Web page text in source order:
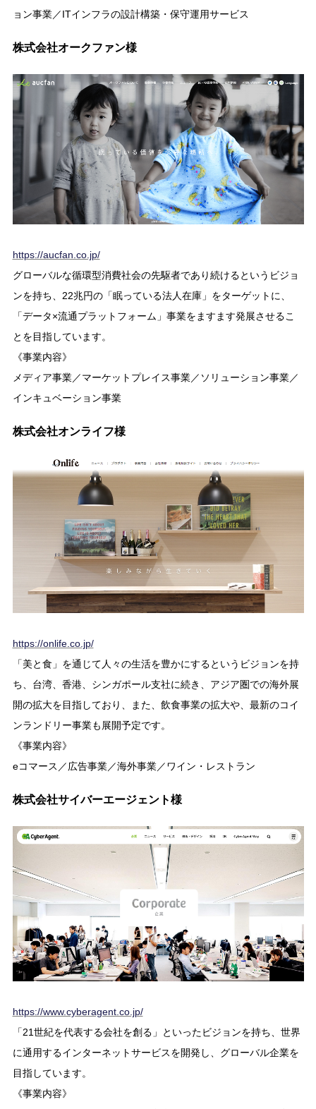
ョン事業／ITインフラの設計構築・保守運用サービス
株式会社オークファン様
https://aucfan.co.jp/
グローバルな循環型消費社会の先駆者であり続けるというビジョ
ンを持ち、22兆円の「眠っている法人在庫」をターゲットに、
「データ×流通プラットフォーム」事業をますます発展させるこ
とを目指しています。
《事業内容》
メディア事業／マーケットプレイス事業／ソリューション事業／
インキュベーション事業
株式会社オンライフ様
https://onlife.co.jp/
「美と食」を通じて人々の生活を豊かにするというビジョンを持
ち、台湾、香港、シンガポール支社に続き、アジア圏での海外展
開の拡大を目指しており、また、飲食事業の拡大や、最新のコイ
ンランドリー事業も展開予定です。
《事業内容》
eコマース／広告事業／海外事業／ワイン・レストラン
株式会社サイバーエージェント様
https://www.cyberagent.co.jp/
「21世紀を代表する会社を創る」といったビジョンを持ち、世界
に通用するインターネットサービスを開発し、グローバル企業を
目指しています。
《事業内容》